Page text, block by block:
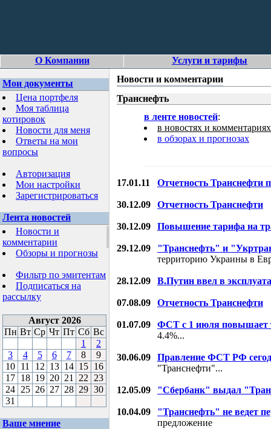
О Компании Услуги и тарифы
Мои документы
Цена портфеля
Моя таблица
котировок
Новости для меня
Ответы на мои
вопросы
Авторизация
Мои настройки
Зарегистрироваться
Лента новостей
Новости и
комментарии
Обзоры и прогнозы
Фильтр по эмитентам
Подписаться на
рассылку
Август 2026
Пн Вт Ср Чт Пт Сб Вс
1
2
3
4 5 6 7 8
9
10 11 12 13 14 15 16
17 18 19 20 21 22
23
24 25 26 27 28 29 30
31
Ваше мнение
Новости и комментарии
Транснефть
в ленте новостей:
в новостях и комментариях
в обзорах и прогнозах
17.01.11 Отчетность
30.12.09 Отчетность Транснефти
30.12.09 Повышение тарифа на
29.12.09
"Транснефть" и
территорию Украины в
28.12.09 В.Путин ввел в
07.08.09 Отчетность Транснефти
01.07.09
ФСТ с 1 июля повышает
4.4%...
30.06.09
Правление ФСТ РФ
"Транснефти"...
12.05.09 "Сбербанк" выдал
10.04.09
"Транснефть" не ведет
предложение